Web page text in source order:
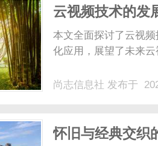
云视频技术的发
本文全面探讨了云视
化应用，展望了未来
尚志信息社 发布于
怀旧与经典交织